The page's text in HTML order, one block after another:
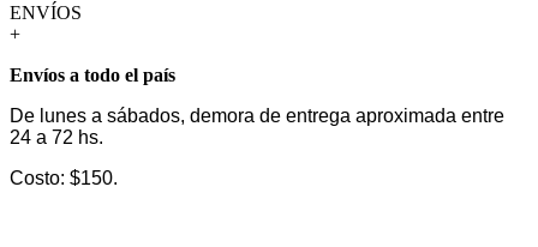
ENVÍOS
+
Envíos a todo el país
De lunes a sábados, demora de entrega aproximada entre
24 a 72 hs.
Costo: $150.